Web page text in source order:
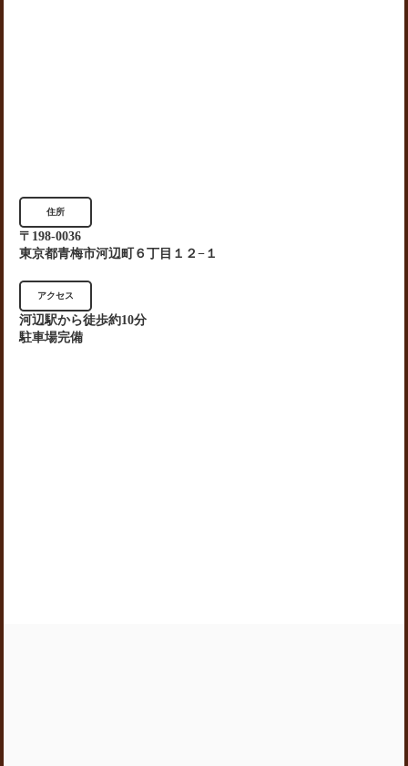
住所
〒198-0036
東京都青梅市河辺町６丁目１２−１
アクセス
河辺駅から徒歩約10分
駐車場完備